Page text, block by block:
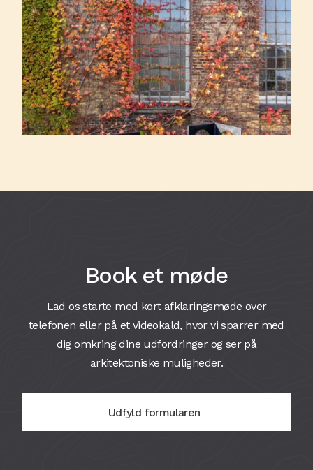
Book et møde
Lad os starte med kort afklaringsmøde over
telefonen eller på et videokald, hvor vi sparrer med
dig omkring dine udfordringer og ser på
arkitektoniske muligheder.
Udfyld formularen